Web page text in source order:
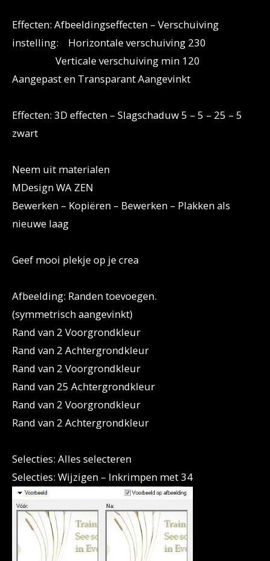
Effecten: Afbeeldingseffecten – Verschuiving
instelling: Horizontale verschuiving 230
Verticale verschuiving min 120
Aangepast en Transparant Aangevinkt
Effecten: 3D effecten – Slagschaduw 5 – 5 – 25 – 5
zwart
Neem uit materialen
MDesign WA ZEN
Bewerken – Kopiëren – Bewerken – Plakken als
nieuwe laag
Geef mooi plekje op je crea
Afbeelding: Randen toevoegen.
(symmetrisch aangevinkt)
Rand van 2 Voorgrondkleur
Rand van 2 Achtergrondkleur
Rand van 2 Voorgrondkleur
Rand van 25 Achtergrondkleur
Rand van 2 Voorgrondkleur
Rand van 2 Achtergrondkleur
Selecties: Alles selecteren
Selecties: Wijzigen – Inkrimpen met 34